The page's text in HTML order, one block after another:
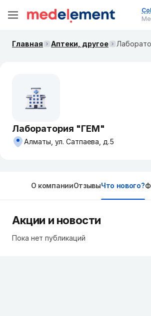
Главная Аптеки, другое
Лаборатория "ГЕМ"
Алматы, ул. Сатпаева, д.5
О компанииОтзывыЧто нового?
Акции и новости
Пока нет публикаций